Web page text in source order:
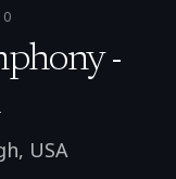
-
, USA